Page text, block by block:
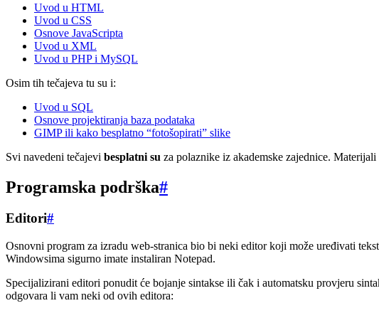
Uvod u HTML
Uvod u CSS
Osnove JavaScripta
Uvod u XML
Uvod u PHP i MySQL
Osim tih tečajeva tu su i:
Uvod u SQL
Osnove projektiranja baza podataka
GIMP ili kako besplatno “fotošopirati” slike
Svi navedeni tečajevi besplatni su za polaznike iz akademske zajednice.
Programska podrška#
Editori#
Osnovni program za izradu web-stranica bio bi neki editor koji može uređivati
Windowsima sigurno imate instaliran Notepad.
Specijalizirani editori ponudit će bojanje sintakse ili čak i automatsku provjeru
odgovara li vam neki od ovih editora: